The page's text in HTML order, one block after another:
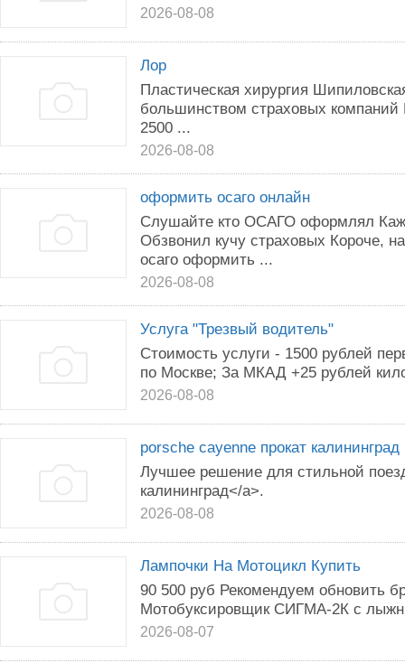
2026-08-08
Лор
Пластическая хирургия
большинством страховых
2500 ...
2026-08-08
оформить осаго онлайн
Слушайте кто ОСАГО оформлял
Обзвонил кучу страховых Короче,
осаго оформить ...
2026-08-08
Услуга "Трезвый водитель"
Стоимость услуги - 1500 рублей
по Москве; За МКАД +25 рублей
2026-08-08
porsche cayenne прокат калининград
Лучшее решение для стильной
калининград</a>.
2026-08-08
Лампочки На Мотоцикл Купить
90 500 руб Рекомендуем обновить
Мотобуксировщик СИГМА-2К с
2026-08-07